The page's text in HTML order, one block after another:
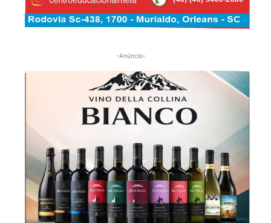
-Anúncio-